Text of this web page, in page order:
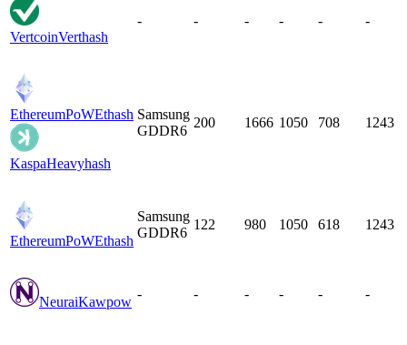
VertcoinVerthash
- - - - - -
EthereumPoWEthash
KaspaHeavyhash
Samsung
GDDR6
200 1666 1050 708 1243
EthereumPoWEthash
Samsung
GDDR6
122 980 1050 618 1243
NeuraiKawpow
- - - - - -